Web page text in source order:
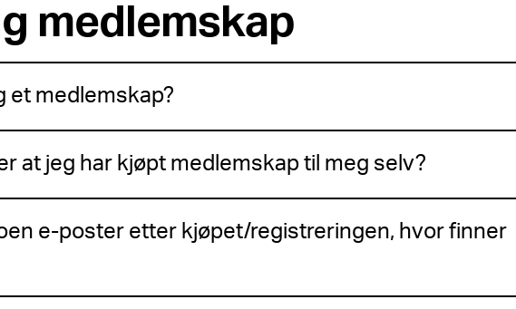
medlemskap
et medlemskap?
at jeg har kjøpt medlemskap til meg selv?
e-poster etter kjøpet/registreringen, hvor finner